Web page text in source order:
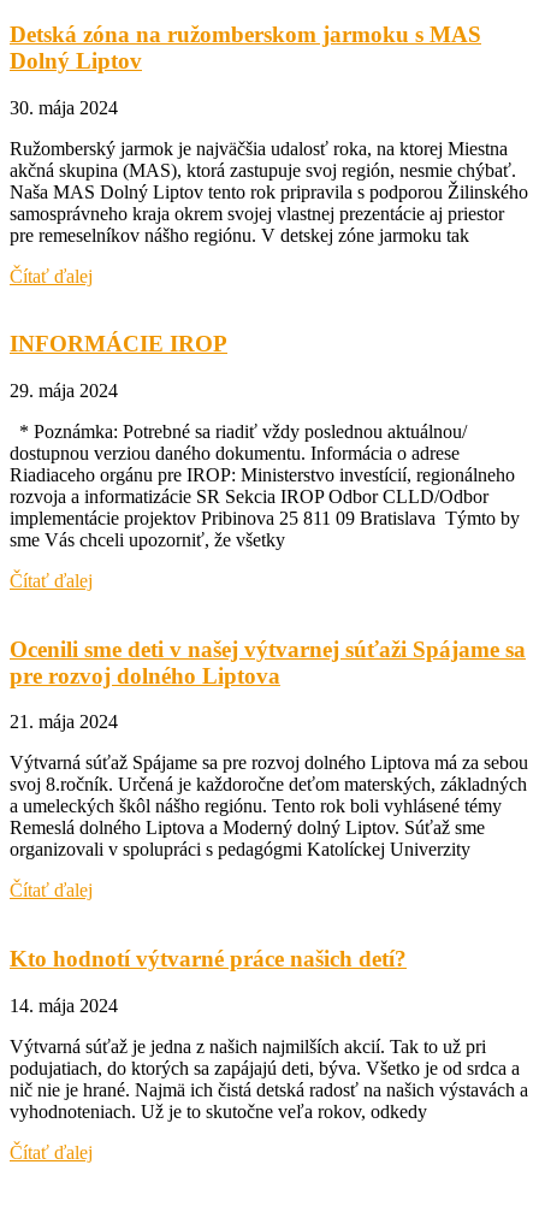
Detská zóna na ružomberskom jarmoku s MAS
Dolný Liptov
30. mája 2024
Ružomberský jarmok je najväčšia udalosť roka, na ktorej Miestna
akčná skupina (MAS), ktorá zastupuje svoj región, nesmie chýbať.
Naša MAS Dolný Liptov tento rok pripravila s podporou Žilinského
samosprávneho kraja okrem svojej vlastnej prezentácie aj priestor
pre remeselníkov nášho regiónu. V detskej zóne jarmoku tak
Čítať ďalej
INFORMÁCIE IROP
29. mája 2024
* Poznámka: Potrebné sa riadiť vždy poslednou aktuálnou/
dostupnou verziou daného dokumentu. Informácia o adrese
Riadiaceho orgánu pre IROP: Ministerstvo investícií, regionálneho
rozvoja a informatizácie SR Sekcia IROP Odbor CLLD/Odbor
implementácie projektov Pribinova 25 811 09 Bratislava Týmto by
sme Vás chceli upozorniť, že všetky
Čítať ďalej
Ocenili sme deti v našej výtvarnej súťaži Spájame sa
pre rozvoj dolného Liptova
21. mája 2024
Výtvarná súťaž Spájame sa pre rozvoj dolného Liptova má za sebou
svoj 8.ročník. Určená je každoročne deťom materských, základných
a umeleckých škôl nášho regiónu. Tento rok boli vyhlásené témy
Remeslá dolného Liptova a Moderný dolný Liptov. Súťaž sme
organizovali v spolupráci s pedagógmi Katolíckej Univerzity
Čítať ďalej
Kto hodnotí výtvarné práce našich detí?
14. mája 2024
Výtvarná súťaž je jedna z našich najmilších akcií. Tak to už pri
podujatiach, do ktorých sa zapájajú deti, býva. Všetko je od srdca a
nič nie je hrané. Najmä ich čistá detská radosť na našich výstavách a
vyhodnoteniach. Už je to skutočne veľa rokov, odkedy
Čítať ďalej